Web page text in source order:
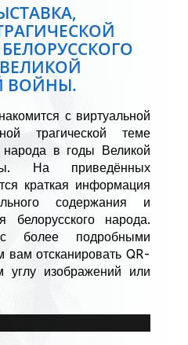
ВОЙНЫ.
с виртуальной
трагической теме
народа в годы Великой
На приведённых
краткая информация
содержания и
белорусского народа.
более подробными
вам отсканировать QR-
изображений или